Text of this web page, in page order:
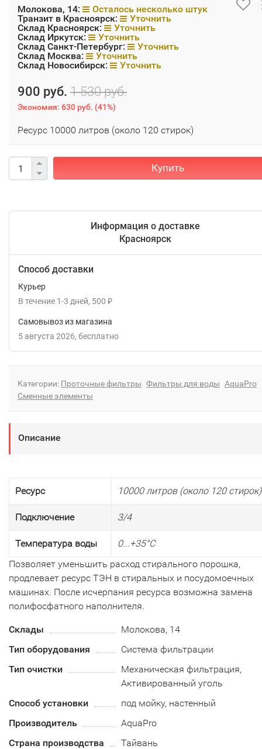
Молокова, 14:
Осталось несколько штук
Транзит в Красноярск:
Уточнить
Склад Красноярск:
Уточнить
Склад Иркутск:
Уточнить
Склад Санкт-Петербург:
Уточнить
Склад Москва:
Уточнить
Склад Новосибирск:
Уточнить
900 руб. 1 530 руб.
Экономия: 630 руб. (41%)
Ресурс 10000 литров (около 120 стирок)
Купить
Информация о доставке
Красноярск
Способ доставки
Курьер
В течение 1-3 дней 500 ₽
Самовывоз из магазина
5 августа 2026
Бесплатно
Категории: Проточные фильтры Фильтры для воды AquaPro
Сменные элементы
Описание
Ресурс 10000 литров (около 120 стирок)
Подключение 3/4
Температура воды
0...+35°С
Позволяет уменьшить расход стирального порошка,
продлевает ресурс ТЭН в стиральных и посудомоечных
машинах. После исчерпания ресурса возможна замена
полифосфатного наполнителя.
Склады
Молокова, 14
Тип оборудования
Система фильтрации
Тип очистки
Механическая фильтрация,
Активированный уголь
Способ установки
под мойку, настенный
Производитель
AquaPro
Страна производства
Тайвань